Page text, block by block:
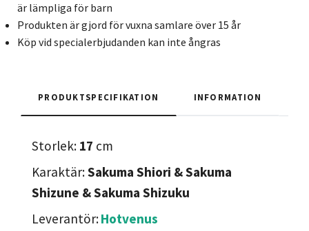
är lämpliga för barn
Produkten är gjord för vuxna samlare över 15 år
Köp vid specialerbjudanden kan inte ångras
PRODUKTSPECIFIKATION INFORMATION
Storlek: 17 cm
Karaktär:Sakuma Shiori & Sakuma
Shizune & Sakuma Shizuku
Leverantör:Hotvenus